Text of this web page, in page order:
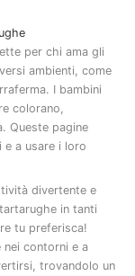
per chi ama gli
ambienti, come
I bambini
colorano,
Queste pagine
e a usare i loro
divertente e
tartarughe in tanti
tu preferisca!
nei contorni e a
trovandolo un